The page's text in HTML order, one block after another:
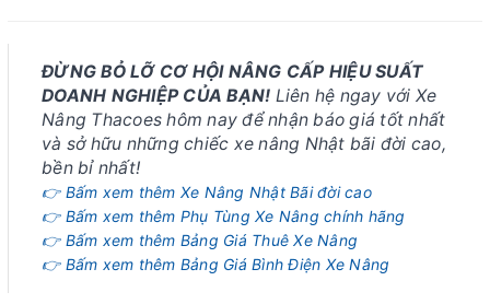
ĐỪNG BỎ LỠ CƠ HỘI NÂNG CẤP HIỆU SUẤT
DOANH NGHIỆP CỦA BẠN! Liên hệ ngay với Xe
Nâng Thacoes hôm nay để nhận báo giá tốt nhất
và sở hữu những chiếc xe nâng Nhật bãi đời cao,
bền bỉ nhất!
👉 Bấm xem thêm Xe Nâng Nhật Bãi đời cao
👉 Bấm xem thêm Phụ Tùng Xe Nâng chính hãng
👉 Bấm xem thêm Bảng Giá Thuê Xe Nâng
👉 Bấm xem thêm Bảng Giá Bình Điện Xe Nâng